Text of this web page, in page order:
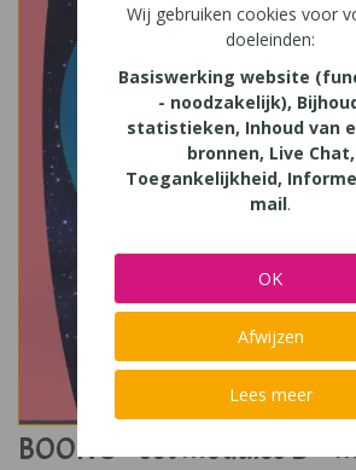
BOON 5 – set modules D –
Wij gebruiken cookies voor
doeleinden:
Basiswerking website
- noodzakelijk),
statistieken, Inhoud van
bronnen, Live Chat,
Toegankelijkheid,
mail.
OK
Afwijzen
Lees meer